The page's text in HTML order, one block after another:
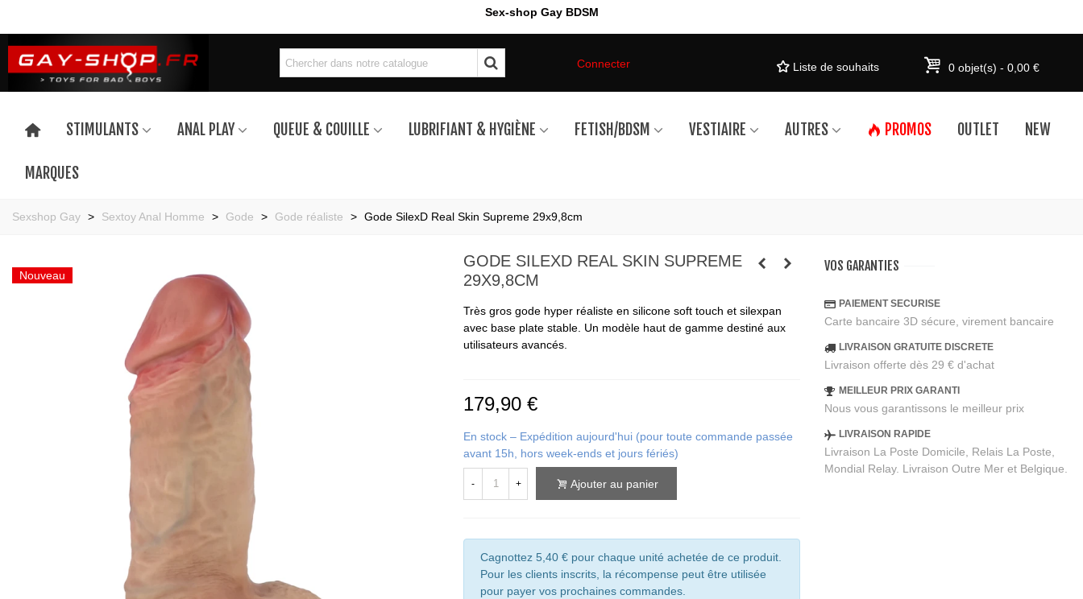
Sex-shop Gay BDSM
Connecter Liste de souhaits 0 objet(s) - 0,00 €
STIMULANTS ANAL PLAY QUEUE & COUILLE LUBRIFIANT & HYGIÈNE FETISH/BDSM VESTIAIRE AUTRES PROMOS OUTLET NEW
MARQUES
Sexshop Gay > Sextoy Anal Homme > Gode > Gode réaliste > Gode SilexD Real Skin Supreme 29x9,8cm
Nouveau
GODE SILEXD REAL SKIN SUPREME
29X9,8CM
Très gros gode hyper réaliste en silicone soft touch et silexpan
avec base plate stable. Un modèle haut de gamme destiné aux
utilisateurs avancés.
179,90 €
En stock – Expédition aujourd'hui (pour toute commande passée
avant 15h, hors week-ends et jours fériés)
- + Ajouter au panier
Cagnottez 5,40 € pour chaque unité achetée de ce produit.
Pour les clients inscrits, la récompense peut être utilisée
pour payer vos prochaines commandes.
VOS GARANTIES
PAIEMENT SECURISE
Carte bancaire 3D sécure, virement bancaire
LIVRAISON GRATUITE DISCRETE
Livraison offerte dès 29 € d'achat
MEILLEUR PRIX GARANTI
Nous vous garantissons le meilleur prix
LIVRAISON RAPIDE
Livraison La Poste Domicile, Relais La Poste,
Mondial Relay. Livraison Outre Mer et Belgique.